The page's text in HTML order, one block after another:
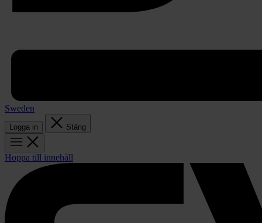
Sweden
Logga in Stäng
Hoppa till innehåll